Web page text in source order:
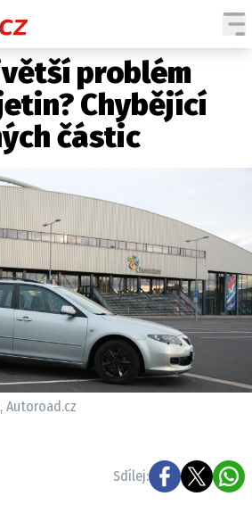
AUTA
TESTY AUT
NOVINKY
SPY
ZAJÍMAVOSTI
TECHNIKA
EKONOMIKA
ČESKÝ TRH
TUNING
PROFI
ELEKTRO
ZE SVĚTA EV
ELEKTROMOBILŮ
problém
Chybějící
částic
Autoroad.cz
Sdílej: